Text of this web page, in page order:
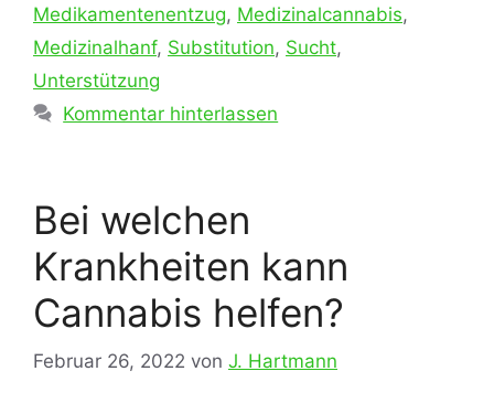
Medikamentenentzug, Medizinalcannabis,
Medizinalhanf, Substitution, Sucht,
Unterstützung
Kommentar hinterlassen
Bei welchen
Krankheiten kann
Cannabis helfen?
Februar 26, 2022 von J. Hartmann